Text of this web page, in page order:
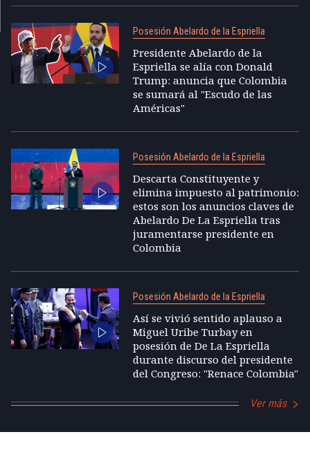
Posesión Abelardo de la Espriella
Presidente Abelardo de la
Espriella se alía con Donald
Trump: anuncia que Colombia
se sumará al "Escudo de las
Américas"
Posesión Abelardo de la Espriella
Descarta Constituyente y
elimina impuesto al patrimonio:
estos son los anuncios claves de
Abelardo De La Espriella tras
juramentarse presidente en
Colombia
Posesión Abelardo de la Espriella
Así se vivió sentido aplauso a
Miguel Uribe Turbay en
posesión de De La Espriella
durante discurso del presidente
del Congreso: "Renace Colombia"
Ver más